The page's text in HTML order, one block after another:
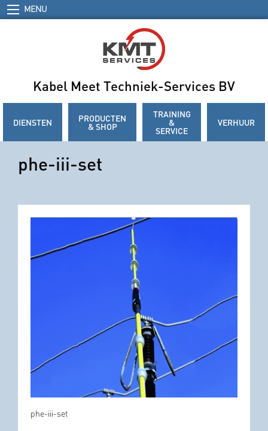
MENU
Kabel Meet Techniek-Services BV
DIENSTEN PRODUCTEN
& SHOP
TRAINING
&
SERVICE
VERHUUR
phe-iii-set
phe-iii-set